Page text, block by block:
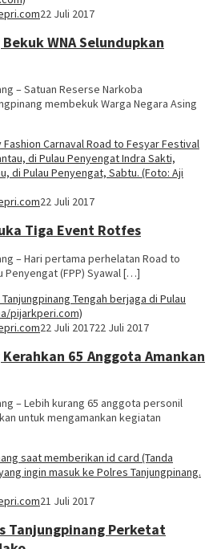
22 Juli 2017
WNA Selundupkan
– Satuan Reserse Narkoba
membekuk Warga Negara Asing
22 Juli 2017
Tiga Event Rotfes
– Hari pertama perhelatan Road to
Penyengat (FPP) Syawal […]
22 Juli 201722 Juli 2017
65 Anggota Amankan
– Lebih kurang 65 anggota personil
untuk mengamankan kegiatan
21 Juli 2017
Tanjungpinang Perketat